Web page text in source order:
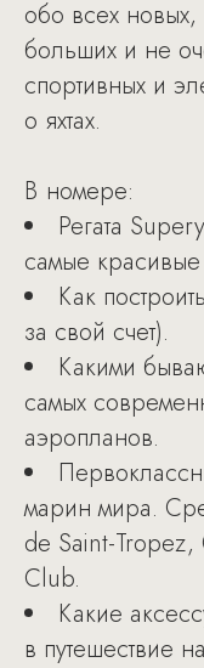
обо всех
больших и не
спортивных и
о яхтах.
В номере:
Регата
самые красивые
Как
за свой счет).
Какими
самых
аэропланов.
марин мира.
de Saint-
Club.
Какие
в путешествие